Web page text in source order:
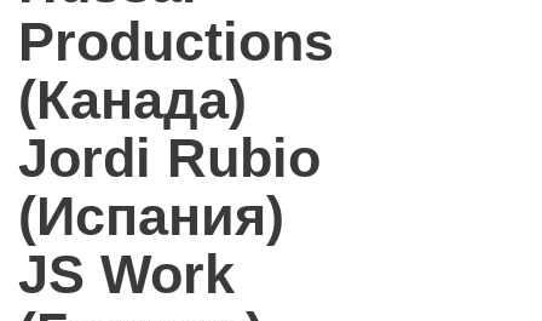
Productions
(Канада)
Jordi Rubio
(Испания)
JS Work